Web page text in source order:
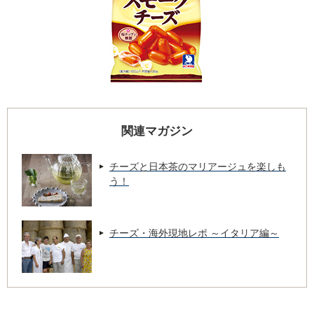
関連マガジン
チーズと日本茶のマリアージュを楽しも
う！
チーズ・海外現地レポ ～イタリア編～